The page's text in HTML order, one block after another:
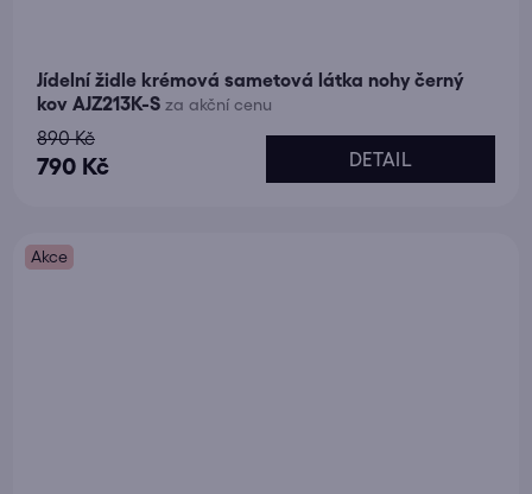
Jídelní židle krémová sametová látka nohy černý
kov AJZ213K-S za akční cenu
790 Kč
890 Kč
DETAIL
Akce